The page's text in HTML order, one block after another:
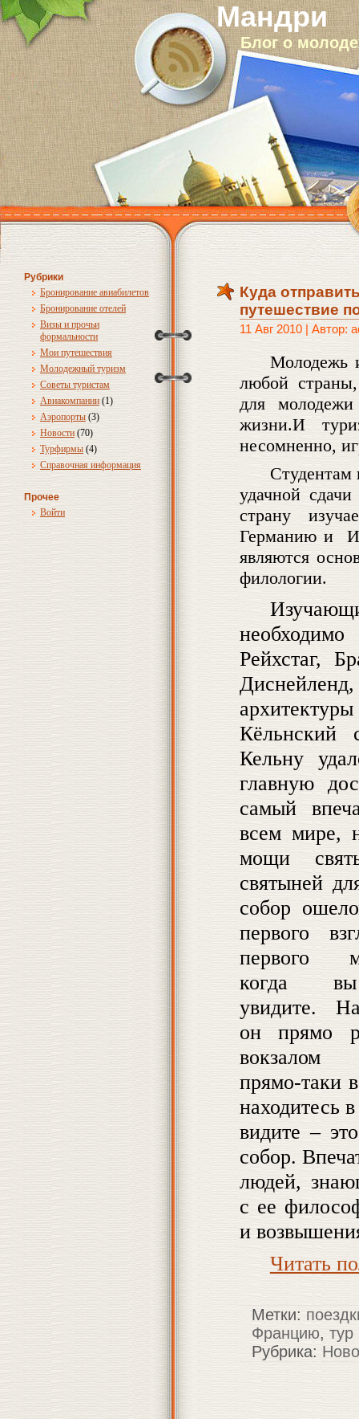
Мандри
Блог о
Рубрики
Бронирование авиабилетов
Бронирование отелей
Визы и прочьи
формальности
Мои путешествия
Молодежный туризм
Советы туристам
Авиакомпании (1)
Аэропорты (3)
Новости (70)
Турфирмы (4)
Справочная информация
Прочее
Войти
Куда
путешествие
11 Авг 2010 | Автор:
Молодежь
любой
для молодежи
жизни.И
несомненно,
Студентам
удачной сдачи
страну
Германию и
являются
филологии.
Рейхстаг,
Кёльнский
Кельну
главную
самый
всем мире,
мощи
святыней
собор
первого
первого
когда
увидите.
он прямо
вокзалом
прямо-таки
находитесь
видите –
собор.
людей,
с ее
и
Читать
Метки:
Францию,
Рубрика: